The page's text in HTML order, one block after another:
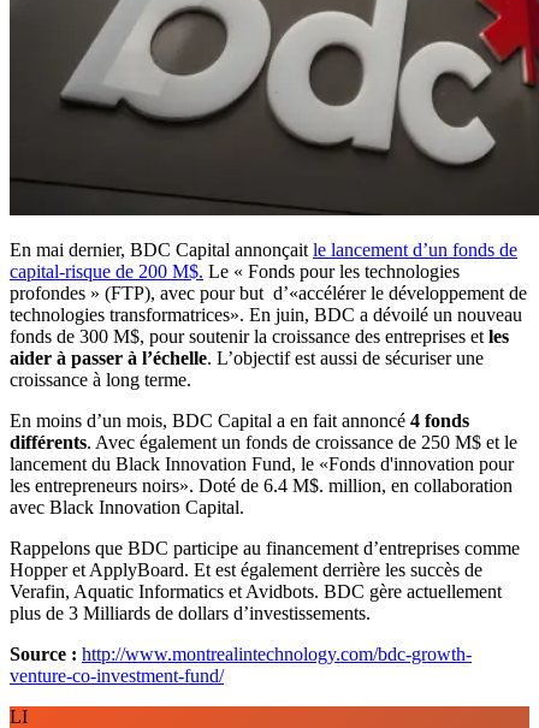
En mai dernier, BDC Capital annonçait le lancement d’un fonds de
capital-risque de 200 M$. Le « Fonds pour les technologies
profondes » (FTP), avec pour but d’«accélérer le développement de
technologies transformatrices». En juin, BDC a dévoilé un nouveau
fonds de 300 M$, pour soutenir la croissance des entreprises et les
aider à passer à l’échelle. L’objectif est aussi de sécuriser une
croissance à long terme.
En moins d’un mois, BDC Capital a en fait annoncé 4 fonds
différents. Avec également un fonds de croissance de 250 M$ et le
lancement du Black Innovation Fund, le «Fonds d'innovation pour
les entrepreneurs noirs». Doté de 6.4 M$. million, en collaboration
avec Black Innovation Capital.
Rappelons que BDC participe au financement d’entreprises comme
Hopper et ApplyBoard. Et est également derrière les succès de
Verafin, Aquatic Informatics et Avidbots. BDC gère actuellement
plus de 3 Milliards de dollars d’investissements.
Source : http://www.montrealintechnology.com/bdc-growth-
venture-co-investment-fund/
LI